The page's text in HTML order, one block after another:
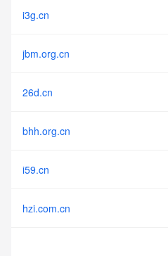
i3g.cn
jbm.org.cn
26d.cn
bhh.org.cn
i59.cn
hzi.com.cn